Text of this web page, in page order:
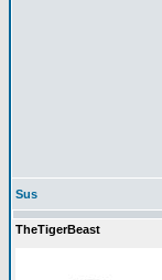
Sus
TheTigerBeast